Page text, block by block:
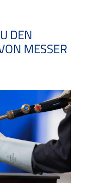
DEN
MESSER